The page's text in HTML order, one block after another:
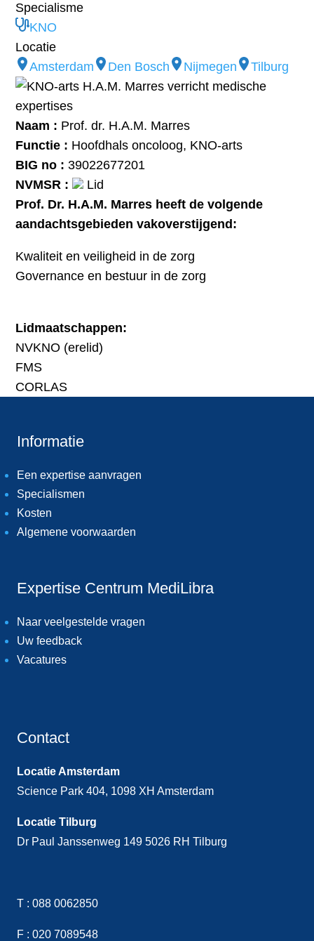
Specialisme
KNO
Locatie
Amsterdam
Den Bosch Nijmegen Tilburg
Naam : Prof. dr. H.A.M. Marres
Functie : Hoofdhals oncoloog, KNO-arts
BIG no : 39022677201
NVMSR :
Lid
Prof. Dr. H.A.M. Marres heeft de volgende
aandachtsgebieden vakoverstijgend:
Kwaliteit en veiligheid in de zorg
Governance en bestuur in de zorg
Lidmaatschappen:
NVKNO (erelid)
FMS
CORLAS
Informatie
Een expertise aanvragen
Specialismen
Kosten
Algemene voorwaarden
Expertise Centrum MediLibra
Naar veelgestelde vragen
Uw feedback
Vacatures
Contact
Locatie Amsterdam
Science Park 404, 1098 XH Amsterdam
Locatie Tilburg
Dr Paul Janssenweg 149 5026 RH Tilburg
T :088 0062850
F : 020 7089548